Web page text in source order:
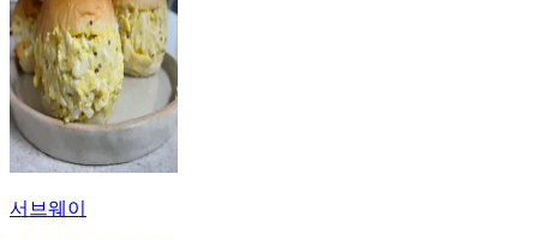
서브웨이